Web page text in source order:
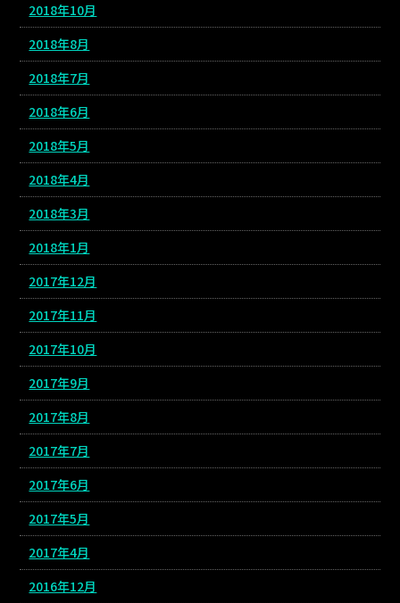
2018年10月
2018年8月
2018年7月
2018年6月
2018年5月
2018年4月
2018年3月
2018年1月
2017年12月
2017年11月
2017年10月
2017年9月
2017年8月
2017年7月
2017年6月
2017年5月
2017年4月
2016年12月